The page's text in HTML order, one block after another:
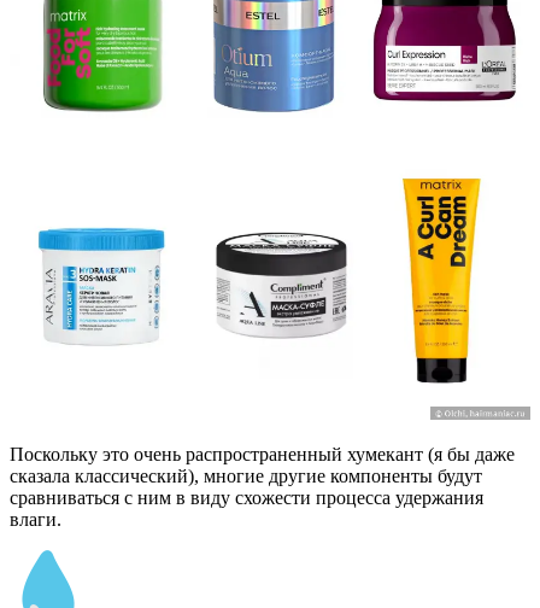
Поскольку это очень распространенный хумекант (я бы даже
сказала классический), многие другие компоненты будут
сравниваться с ним в виду схожести процесса удержания
влаги.